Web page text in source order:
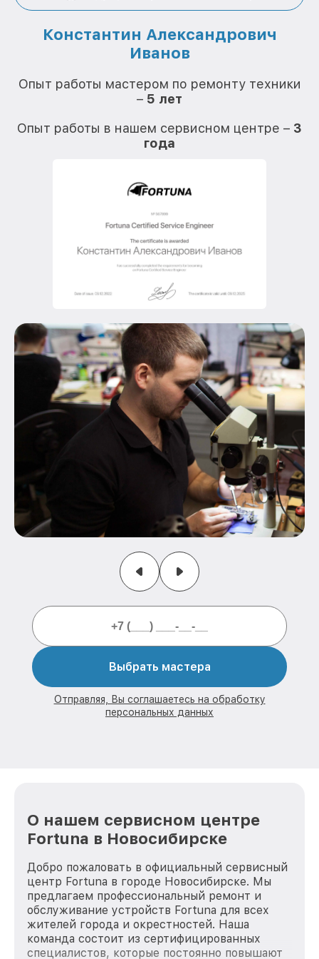
Константин Александрович
Иванов
Опыт работы мастером по ремонту техники
– 5 лет
Опыт работы в нашем сервисном центре – 3
года
Выбрать мастера
Отправляя, Вы соглашаетесь на обработку
персональных данных
О нашем сервисном центре
Fortuna в Новосибирске
Добро пожаловать в официальный сервисный
центр Fortuna в городе Новосибирске. Мы
предлагаем профессиональный ремонт и
обслуживание устройств Fortuna для всех
жителей города и окрестностей. Наша
команда состоит из сертифицированных
специалистов, которые постоянно повышают